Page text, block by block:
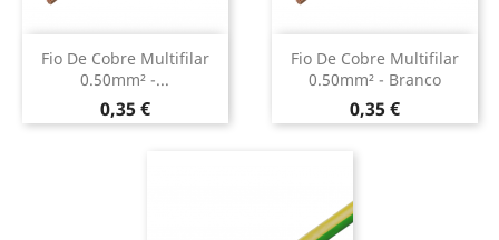
Fio De Cobre Multifilar
0.50mm² -...
Preço
0,35 €
Fio De Cobre Multifilar
0.50mm² - Branco
Preço
0,35 €